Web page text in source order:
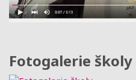
Fotogalerie školy